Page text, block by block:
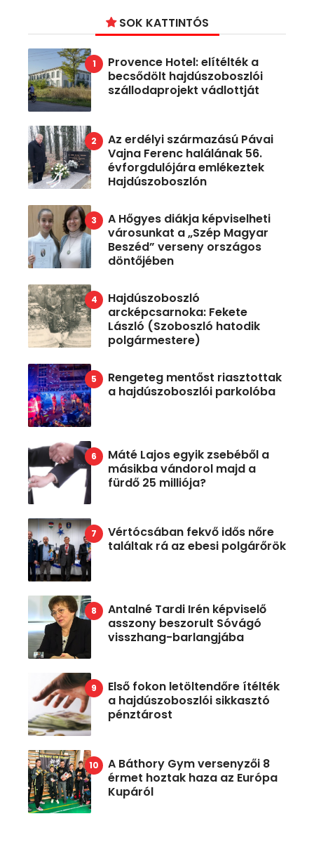
SOK KATTINTÓS
Provence Hotel: elítélték a
becsődölt hajdúszoboszlói
szállodaprojekt vádlottját
Az erdélyi származású Pávai
Vajna Ferenc halálának 56.
évforgdulójára emlékeztek
Hajdúszoboszlón
A Hőgyes diákja képviselheti
városunkat a „Szép Magyar
Beszéd” verseny országos
döntőjében
Hajdúszoboszló
arcképcsarnoka: Fekete
László (Szoboszló hatodik
polgármestere)
Rengeteg mentőst riasztottak
a hajdúszoboszlói parkolóba
Máté Lajos egyik zsebéből a
másikba vándorol majd a
fürdő 25 milliója?
Vértócsában fekvő idős nőre
találtak rá az ebesi polgárőrök
Antalné Tardi Irén képviselő
asszony beszorult Sóvágó
visszhang-barlangjába
Első fokon letöltendőre ítélték
a hajdúszoboszlói sikkasztó
pénztárost
A Báthory Gym versenyzői 8
érmet hoztak haza az Európa
Kupáról